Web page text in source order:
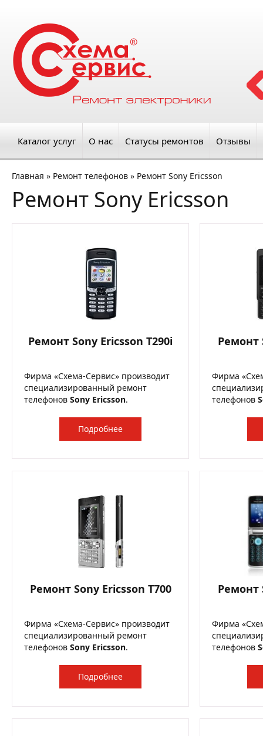
Каталог услуг О нас Статусы ремонтов Отзывы
Главная » Ремонт телефонов » Ремонт Sony Ericsson
Ремонт Sony Ericsson
Ремонт Sony Ericsson T290i
Фирма «Схема-Сервис» производит
специализированный ремонт
телефонов Sony Ericsson.
Подробнее
Ремонт
Фирма
телефонов
Ремонт Sony Ericsson T700
Фирма «Схема-Сервис» производит
специализированный ремонт
телефонов Sony Ericsson.
Подробнее
Ремонт
Фирма
телефонов